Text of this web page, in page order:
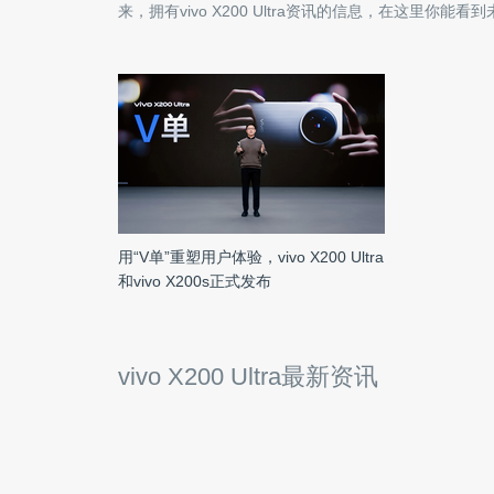
来，拥有vivo X200 Ultra资讯的信息，在这里你能看到
用“V单”重塑用户体验，vivo X200 Ultra
和vivo X200s正式发布
vivo X200 Ultra最新资讯